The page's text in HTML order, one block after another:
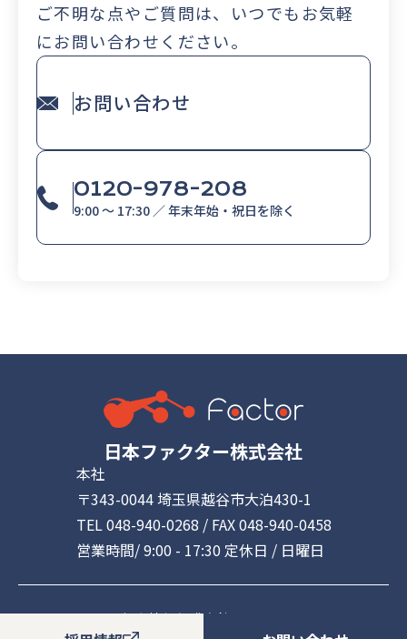
ご不明な点やご質問は、いつでもお気軽
にお問い合わせください。
お問い合わせ
0120-978-208
9:00 〜 17:30 ／ 年末年始・祝日を除く
日本ファクター株式会社
本社
〒343-0044 埼玉県越谷市大泊430-1
TEL 048-940-0268 / FAX 048-940-0458
営業時間/ 9:00 - 17:30 定休日 / 日曜日
個人情報保護方針について